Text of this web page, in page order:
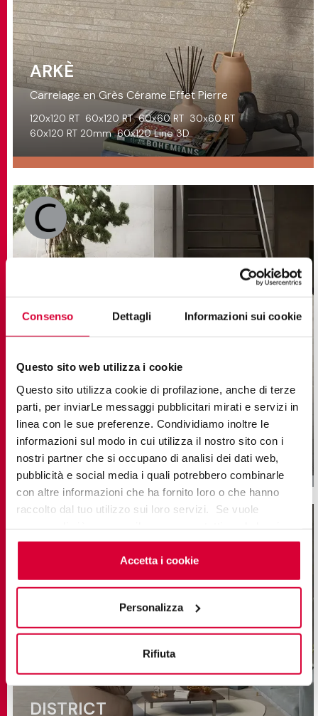
Consenso Dettagli Informazioni sui cookie
Questo sito web utilizza i cookie
Questo sito utilizza cookie di profilazione, anche di terze
parti, per inviarLe messaggi pubblicitari mirati e servizi in
linea con le sue preferenze. Condividiamo inoltre le
informazioni sul modo in cui utilizza il nostro sito con i
nostri partner che si occupano di analisi dei dati web,
pubblicità e social media i quali potrebbero combinarle
con altre informazioni che ha fornito loro o che hanno
raccolto dal tuo utilizzo sui loro servizi. Se vuole
cookieclicchi qui. Il consenso può essere espresso
cliccando sul tasto “Accetta i cookie”. Se non vuole i
cookie di profilazione può negare il consenso sul tasto
Accetta i cookie
Personalizza
Rifiuta
ARKÈ
Carrelage en Grès Cérame Effet Pierre
120x120 RT 60x120 RT 60x60 RT 30x60 RT
60x120 RT 20mm 60x120 Line 3D
STREET
Carrelage en Grès Cérame Effet Béton
22,5x45,3
DISTRICT